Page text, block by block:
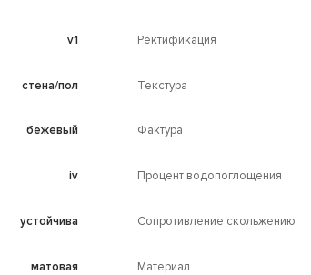
v1 Ректификация
стена/пол Текстура
бежевый Фактура
iv Процент водопоглощения
устойчива Сопротивление скольжению
матовая Материал